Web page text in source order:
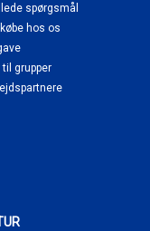
spørgsmål
hos os
grupper